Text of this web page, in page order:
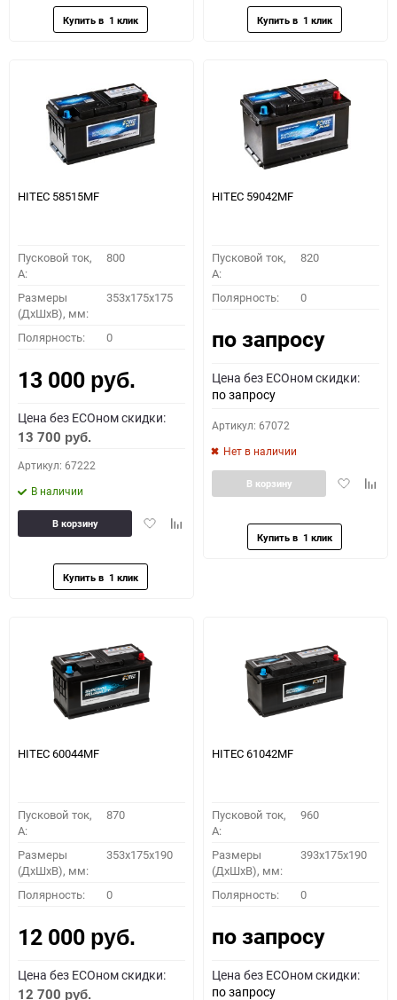
HITEC 58515MF
Пусковой ток,
A:
800
Размеры
(ДхШхВ), мм:
353x175x175
Полярность: 0
13 000 руб.
Цена без ECOном скидки:
13 700 руб.
Артикул: 67222
В наличии
ДобавитьДобавить
В корзину
HITEC 59042MF
Пусковой ток,
A:
820
Полярность: 0
по запросу
Цена без ECOном скидки:
по запросу
Артикул: 67072
Нет в наличии
Добавить
В корзину
HITEC 60044MF
Пусковой ток,
A:
870
Размеры
(ДхШхВ), мм:
353x175x190
Полярность: 0
12 000 руб.
Цена без ECOном скидки:
12 700 руб.
HITEC 61042MF
Пусковой ток,
A:
960
Размеры
(ДхШхВ), мм:
393x175x190
Полярность: 0
по запросу
Цена без ECOном скидки:
по запросу